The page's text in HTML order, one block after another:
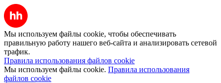
Мы используем файлы cookie, чтобы обеспечивать
правильную работу нашего веб-сайта и анализировать сетевой
трафик.
Правила использования файлов cookie
Мы используем файлы cookie. Правила использования
файлов cookie